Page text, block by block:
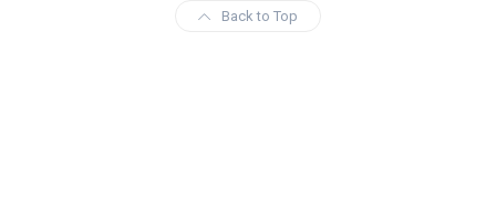
Back to Top